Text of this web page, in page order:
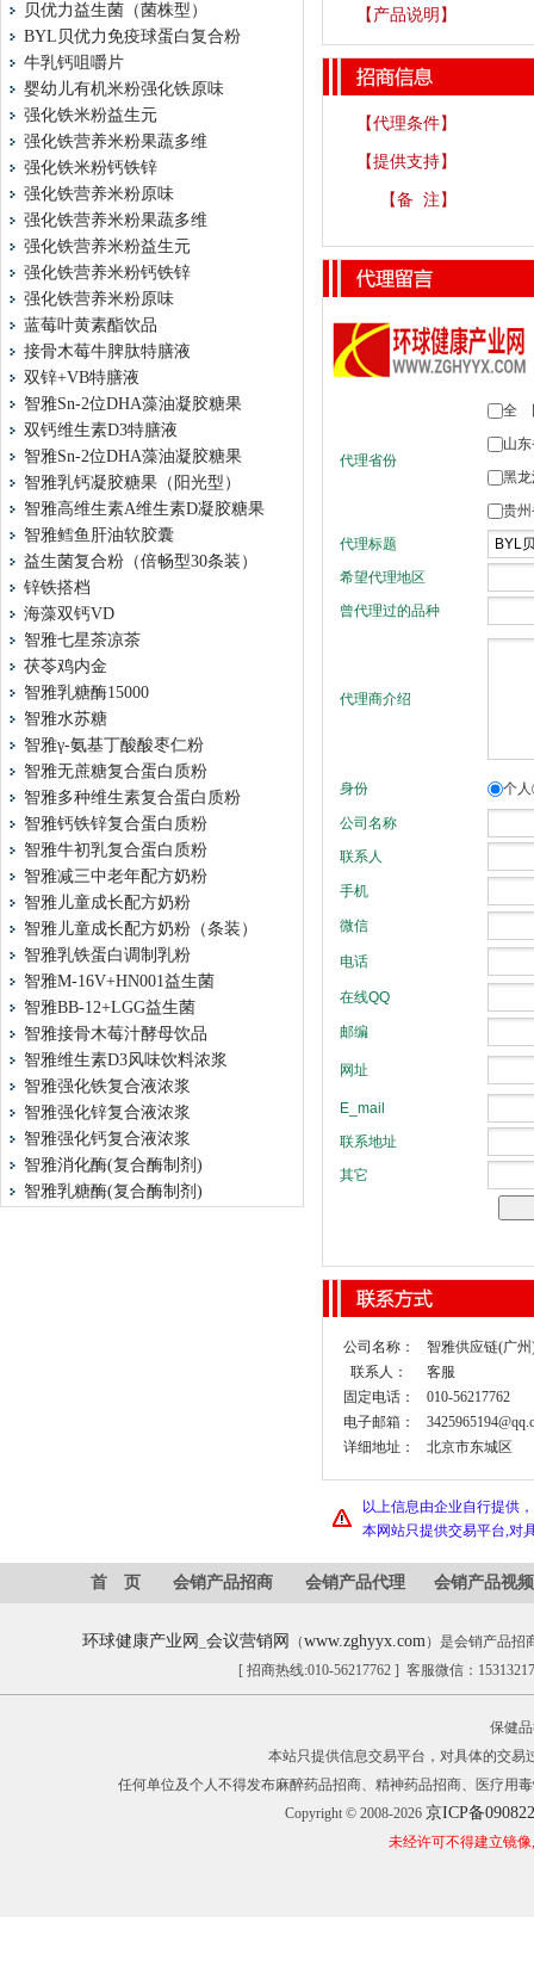
贝优力益生菌（菌株型）
BYL贝优力免疫球蛋白复合粉
牛乳钙咀嚼片
婴幼儿有机米粉强化铁原味
强化铁米粉益生元
强化铁营养米粉果蔬多维
强化铁米粉钙铁锌
强化铁营养米粉原味
强化铁营养米粉果蔬多维
强化铁营养米粉益生元
强化铁营养米粉钙铁锌
强化铁营养米粉原味
蓝莓叶黄素酯饮品
接骨木莓牛脾肽特膳液
双锌+VB特膳液
智雅Sn-2位DHA藻油凝胶糖果
双钙维生素D3特膳液
智雅Sn-2位DHA藻油凝胶糖果
智雅乳钙凝胶糖果（阳光型）
智雅高维生素A维生素D凝胶糖果
智雅鳕鱼肝油软胶囊
益生菌复合粉（倍畅型30条装）
锌铁搭档
海藻双钙VD
智雅七星茶凉茶
茯苓鸡内金
智雅乳糖酶15000
智雅水苏糖
智雅γ-氨基丁酸酸枣仁粉
智雅无蔗糖复合蛋白质粉
智雅多种维生素复合蛋白质粉
智雅钙铁锌复合蛋白质粉
智雅牛初乳复合蛋白质粉
智雅减三中老年配方奶粉
智雅儿童成长配方奶粉
智雅儿童成长配方奶粉（条装）
智雅乳铁蛋白调制乳粉
智雅M-16V+HN001益生菌
智雅BB-12+LGG益生菌
智雅接骨木莓汁酵母饮品
智雅维生素D3风味饮料浓浆
智雅强化铁复合液浓浆
智雅强化锌复合液浓浆
智雅强化钙复合液浓浆
智雅消化酶(复合酶制剂)
智雅乳糖酶(复合酶制剂)
【产品说明】
【代理条件】
【提供支持】
【备 注】
公司名称：
智雅供应链(广
联系人：
客服
固定电话：
010-56217762
电子邮箱：
详细地址：
北京市东城区
以上信息由企业自行提供
本网站只提供交易平台,对
首 页 会销产品招商 会销产品代理 会销产品视频
环球健康产业网 会议营销网 （www.zghyyx.com）是会销产品招
[ 招商热线:010-56217762 ] 客服微信：
保健
本站只提供信息交易平台，对具体的交
任何单位及个人不得发布麻醉药品招商、精神药品招商、医疗用
Copyright © 2008-2026 京ICP备
未经许可不得建立镜